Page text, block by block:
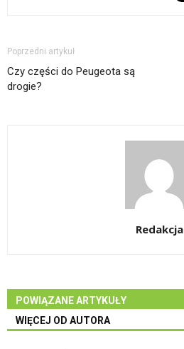
Poprzedni artykuł
Czy części do Peugeota są
drogie?
Redakcja
POWIĄZANE ARTYKUŁY
WIĘCEJ OD AUTORA